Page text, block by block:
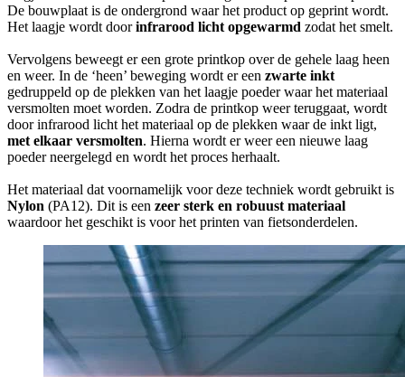
De bouwplaat is de ondergrond waar het product op geprint wordt.
Het laagje wordt doorinfrarood licht opgewarmd zodat het smelt.
Vervolgens beweegt er een grote printkop over de gehele laag heen
en weer. In de ‘heen’ beweging wordt er een zwarte inkt
gedruppeld op de plekken van het laagje poeder waar het materiaal
versmolten moet worden. Zodra de printkop weer teruggaat, wordt
door infrarood licht het materiaal op de plekken waar de inkt ligt,
met elkaar versmolten. Hierna wordt er weer een nieuwe laag
poeder neergelegd en wordt het proces herhaalt.
Het materiaal dat voornamelijk voor deze techniek wordt gebruikt is
Nylon (PA12). Dit is een zeer sterk en robuust materiaal
waardoor het geschikt is voor het printen van fietsonderdelen.